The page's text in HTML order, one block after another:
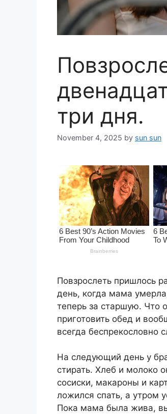
три дня.
November 4, 2025 by sun sun
Повзрослеть пришлось
день, когда мама
теперь за старшую. Что
приготовить обед и
всегда беспрекословно
На следующий день у
стирать. Хлеб и молоко
сосиски, макароны и
ложился спать, а утром
Пока мама была жива,